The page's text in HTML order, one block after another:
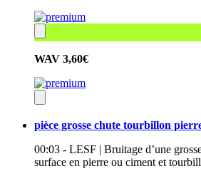
WAV 3,60€
pièce grosse chute tourbillon
00:03 - LESF | Bruitage d’une
surface en pierre ou ciment et